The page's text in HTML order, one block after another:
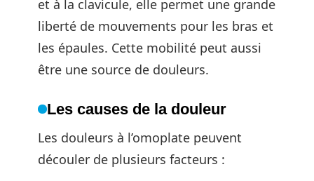
et à la clavicule, elle permet une grande
liberté de mouvements pour les bras et
les épaules. Cette mobilité peut aussi
être une source de douleurs.
Les causes de la douleur
Les douleurs à l’omoplate peuvent
découler de plusieurs facteurs :